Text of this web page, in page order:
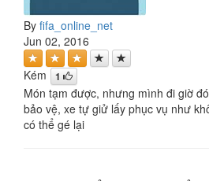
By fifa_online_net
Jun 02, 2016
Kém 1
Món tạm được, nhưng mình đi giờ
bảo vệ, xe tự giử lấy phục vụ như
có thể gé lại